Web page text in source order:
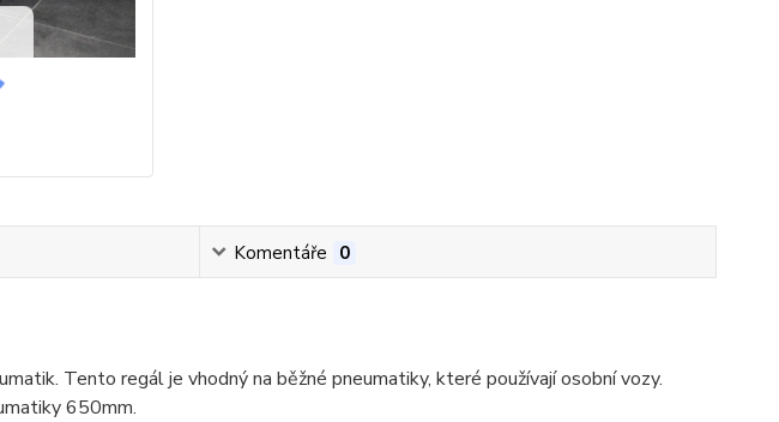
Komentáře 0
Tento regál je vhodný na běžné pneumatiky, které používají osobní vozy.
650mm.